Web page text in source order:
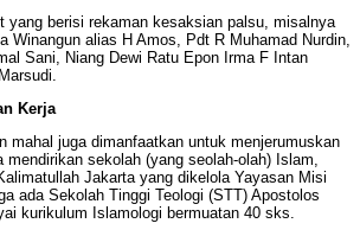
yang berisi rekaman kesaksian palsu, misalnya
Winangun alias H Amos, Pdt R Muhamad Nurdin,
Sani, Niang Dewi Ratu Epon Irma F Intan
Kerja
mahal juga dimanfaatkan untuk menjerumuskan
mendirikan sekolah (yang seolah-olah) Islam,
Jakarta yang dikelola Yayasan Misi
ada Sekolah Tinggi Teologi (STT) Apostolos
kurikulum Islamologi bermuatan 40 sks.